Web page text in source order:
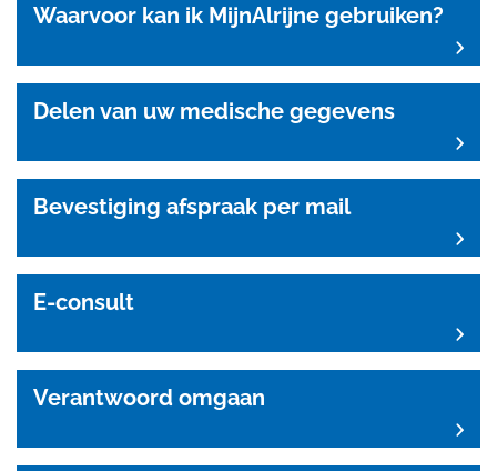
Waarvoor kan ik MijnAlrijne gebruiken?
Delen van uw medische gegevens
Bevestiging afspraak per mail
E-consult
Verantwoord omgaan